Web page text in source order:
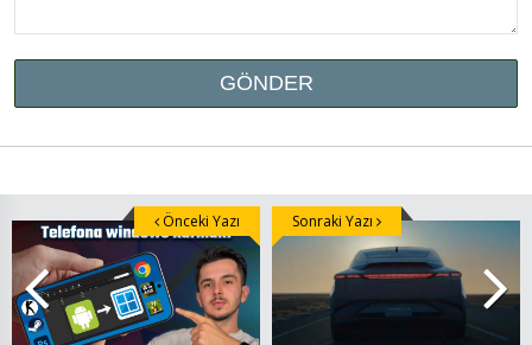
Önceki Yazı Sonraki Yazı